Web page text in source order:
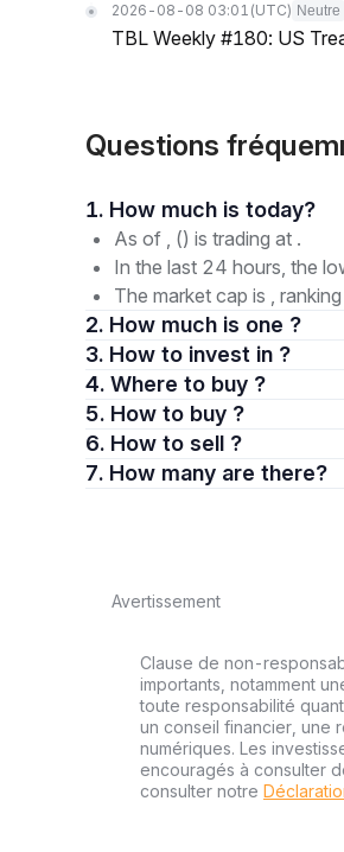
2026-08-08 03:01 (UTC) Neutre
TBL Weekly #180: US
Questions
1. How much is today?
As of , () is trading at .
In the last 24 hours, the
The market cap is ,
2. How much is one ?
3. How to invest in ?
4. Where to buy ?
5. How to buy ?
6. How to sell ?
7. How many are there?
Avertissement
Clause de non-
importants, notamment
toute responsabilité
un conseil financier, une
numériques. Les
encouragés à consulter
consulter notre